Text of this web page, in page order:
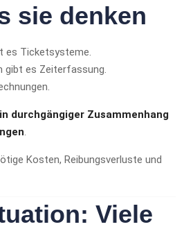
sie denken
es Ticketsysteme.
gibt es Zeiterfassung.
durchgängiger Zusammenhang
.
Kosten, Reibungsverluste und
Viele